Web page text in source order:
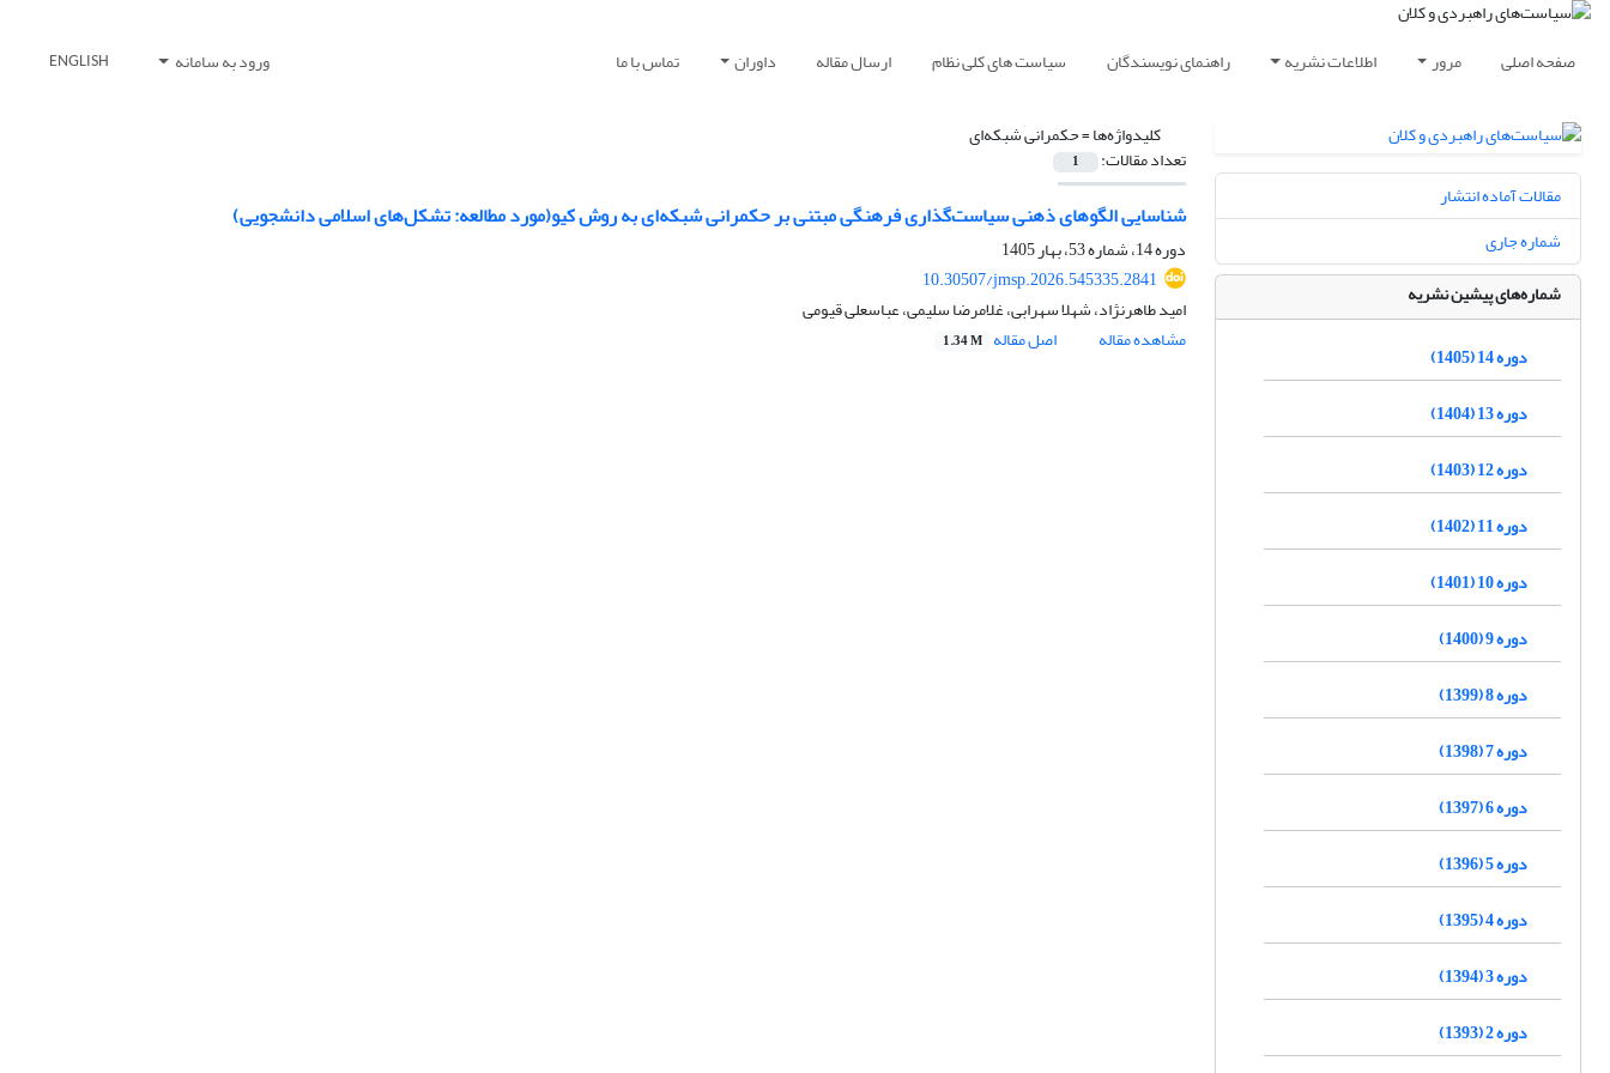
صفحه اصلی مرور اطلاعات نشریه راهنمای نویسندگان سیاست های کلی نظام ارسال مقاله داوران تماس با ما ورود به سامانه ENGLISH
کلیدواژه‌ها =حکمرانی شبکه‌ای
تعداد مقالات: 1
شناسایی الگوهای ذهنی سیاست‌گذاری فرهنگی مبتنی بر حکمرانی شبکه‌ای به روش کیو(مورد مطالعه: تشکل‌های اسلامی دانشجویی)
دوره 14، شماره 53، بهار 1405
10.30507/jmsp.2026.545335.2841
امید طاهرنژاد، شهلا سهرابی، غلامرضا سلیمی، عباسعلی قیومی
مشاهده مقاله
اصل مقاله 1.34 M
مقالات آماده انتشار
شماره جاری
شماره‌های پیشین نشریه
دوره 14 (1405)
دوره 13 (1404)
دوره 12 (1403)
دوره 11 (1402)
دوره 10 (1401)
دوره 9 (1400)
دوره 8 (1399)
دوره 7 (1398)
دوره 6 (1397)
دوره 5 (1396)
دوره 4 (1395)
دوره 3 (1394)
دوره 2 (1393)